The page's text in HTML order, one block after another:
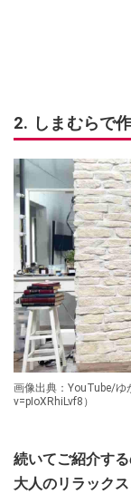
2. しまむらで
画像出典：YouTube/
v=pIoXRhiLvf8）
続いてご紹介す
大人のリラックス